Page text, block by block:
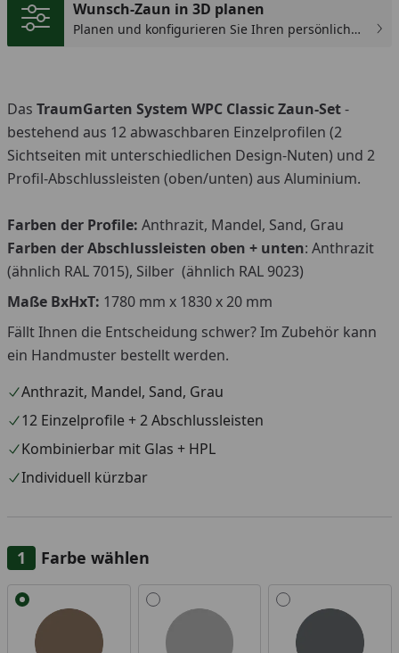
Wunsch-Zaun in 3D planen
Planen und konfigurieren Sie Ihren persönlichen
Das TraumGarten System WPC Classic Zaun-Set-
bestehend aus 12 abwaschbaren Einzelprofilen (2
Sichtseiten mit unterschiedlichen Design-Nuten) und 2
Profil-Abschlussleisten (oben/unten) aus Aluminium.
Farben der Profile: Anthrazit, Mandel, Sand, Grau
Farben der Abschlussleisten oben + unten: Anthrazit
(ähnlich RAL 7015), Silber (ähnlich RAL 9023)
Maße BxHxT: 1780 mm x 1830 x 20 mm
Fällt Ihnen die Entscheidung schwer? Im Zubehör kann
ein Handmuster bestellt werden.
Anthrazit, Mandel, Sand, Grau
12 Einzelprofile + 2 Abschlussleisten
Kombinierbar mit Glas + HPL
Individuell kürzbar
Farbe wählen
Alle anzeigen (4)